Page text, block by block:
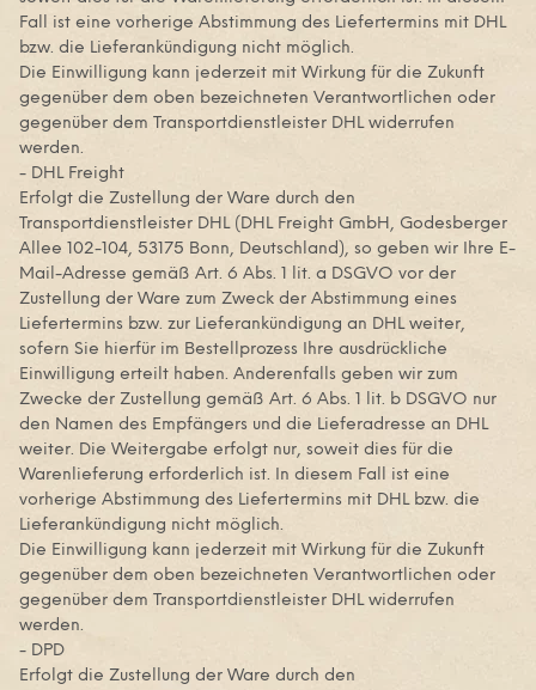
Fall ist eine vorherige Abstimmung des Liefertermins mit DHL
bzw. die Lieferankündigung nicht möglich.
Die Einwilligung kann jederzeit mit Wirkung für die Zukunft
gegenüber dem oben bezeichneten Verantwortlichen oder
gegenüber dem Transportdienstleister DHL widerrufen
werden.
- DHL Freight
Erfolgt die Zustellung der Ware durch den
Transportdienstleister DHL (DHL Freight GmbH, Godesberger
Allee 102-104, 53175 Bonn, Deutschland), so geben wir Ihre E-
Mail-Adresse gemäß Art. 6 Abs. 1 lit. a DSGVO vor der
Zustellung der Ware zum Zweck der Abstimmung eines
Liefertermins bzw. zur Lieferankündigung an DHL weiter,
sofern Sie hierfür im Bestellprozess Ihre ausdrückliche
Einwilligung erteilt haben. Anderenfalls geben wir zum
Zwecke der Zustellung gemäß Art. 6 Abs. 1 lit. b DSGVO nur
den Namen des Empfängers und die Lieferadresse an DHL
weiter. Die Weitergabe erfolgt nur, soweit dies für die
Warenlieferung erforderlich ist. In diesem Fall ist eine
vorherige Abstimmung des Liefertermins mit DHL bzw. die
Lieferankündigung nicht möglich.
Die Einwilligung kann jederzeit mit Wirkung für die Zukunft
gegenüber dem oben bezeichneten Verantwortlichen oder
gegenüber dem Transportdienstleister DHL widerrufen
werden.
- DPD
Erfolgt die Zustellung der Ware durch den